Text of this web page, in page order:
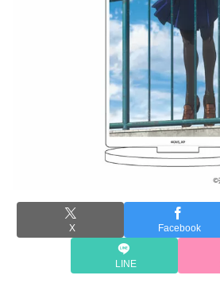
X Facebook
LINE